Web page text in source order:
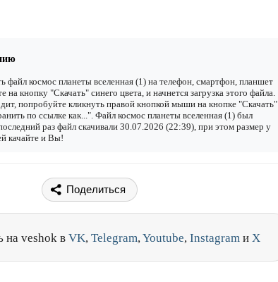
файл космос планеты вселенная (1) на телефон, смартфон, планшет
кнопку "Скачать" синего цвета, и начнется загрузка этого файла.
попробуйте кликнуть правой кнопкой мыши на кнопке "Скачать"
по ссылке как...". Файл космос планеты вселенная (1) был
раз файл скачивали 30.07.2026 (22:39), при этом размер у
качайте и Вы!
Поделиться
на veshok в VK, Telegram,Youtube, Instagram и X